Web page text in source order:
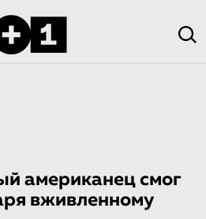
американец смог
вживленному